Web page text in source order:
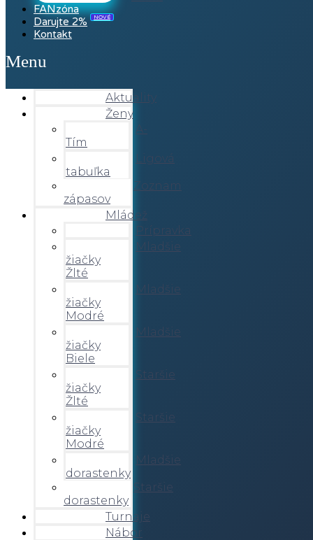
FANzóna
Darujte 2%
NOVÉ
Kontakt
Menu
Aktuality
Ženy
A-
Tím
Ligová
tabuľka
Zoznam
zápasov
Mládež
Prípravka
Mladšie
žiačky
Žlté
Mladšie
žiačky
Modré
Mladšie
žiačky
Biele
Staršie
žiačky
Žlté
Staršie
žiačky
Modré
Mladšie
dorastenky
Staršie
dorastenky
Turnaje
Nábor